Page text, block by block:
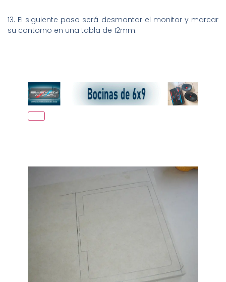
13. El siguiente paso será desmontar el monitor y marcar
su contorno en una tabla de 12mm.